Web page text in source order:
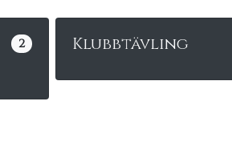
2 Klubbtävling